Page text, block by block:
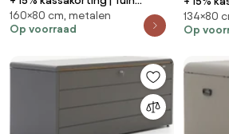
opbergbox Kees Smit |
Waterdicht | Kussenbox | Staal |
Tuinmeubelen
160×80 cm, metalen
Op voorraad
134×80
Op